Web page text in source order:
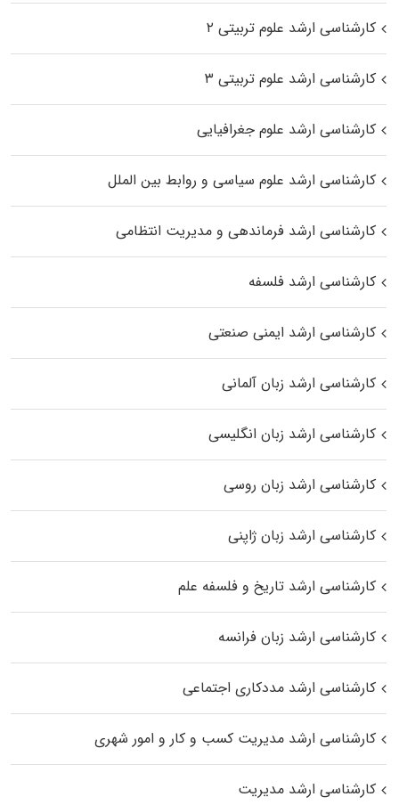
کارشناسی ارشد علوم تربیتی ۲
کارشناسی ارشد علوم تربیتی ۳
کارشناسی ارشد علوم جغرافیایی
کارشناسی ارشد علوم سیاسی و روابط بین الملل
کارشناسی ارشد فرماندهی و مدیریت انتظامی
کارشناسی ارشد فلسفه
کارشناسی ارشد ایمنی صنعتی
کارشناسی ارشد زبان آلمانی
کارشناسی ارشد زبان انگلیسی
کارشناسی ارشد زبان روسی
کارشناسی ارشد زبان ژاپنی
کارشناسی ارشد تاریخ و فلسفه علم
کارشناسی ارشد زبان فرانسه
کارشناسی ارشد مددکاری اجتماعی
کارشناسی ارشد مدیریت کسب و کار و امور شهری
کارشناسی ارشد مدیریت